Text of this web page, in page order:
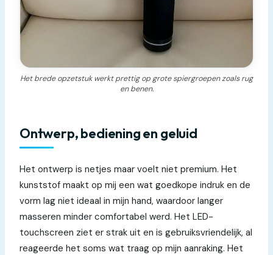
Het brede opzetstuk werkt prettig op grote spiergroepen zoals rug
en benen.
Ontwerp, bediening en geluid
Het ontwerp is netjes maar voelt niet premium. Het
kunststof maakt op mij een wat goedkope indruk en de
vorm lag niet ideaal in mijn hand, waardoor langer
masseren minder comfortabel werd. Het LED-
touchscreen ziet er strak uit en is gebruiksvriendelijk, al
reageerde het soms wat traag op mijn aanraking. Het